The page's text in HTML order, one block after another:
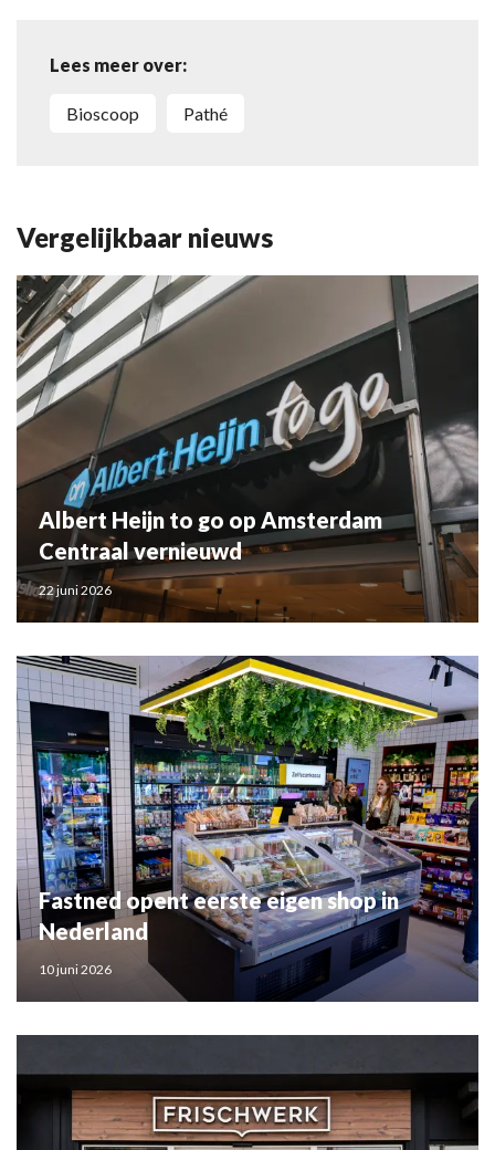
Lees meer over:
bioscoop Pathé
Vergelijkbaar nieuws
Albert Heijn to go op Amsterdam
Centraal vernieuwd
22 juni 2026
Fastned opent eerste eigen shop in
Nederland
10 juni 2026